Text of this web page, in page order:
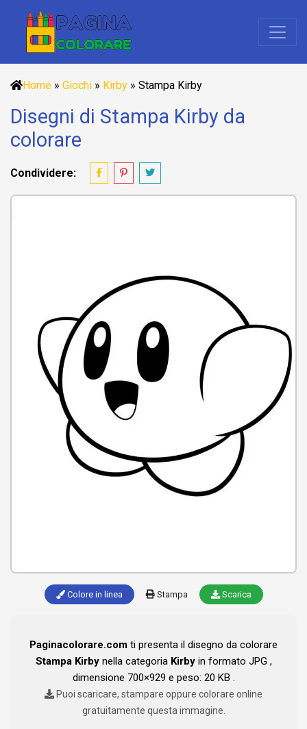
Home » Giochi » Kirby » Stampa Kirby
Disegni di Stampa Kirby da
colorare
Condividere:
Colore in linea Stampa Scarica
Paginacolorare.com ti presenta il disegno da colorare
Stampa Kirbynella categoria Kirbyin formato JPG ,
dimensione 700×929 e peso: 20 KB .
Puoi scaricare, stampare oppure colorare online
gratuitamente questa immagine.